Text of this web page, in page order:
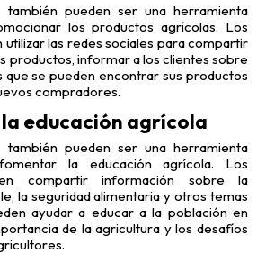
también pueden ser una herramienta
los productos agrícolas. Los
las redes sociales para compartir
productos, informar a los clientes sobre
que se pueden encontrar sus productos
compradores.
educación agrícola
también pueden ser una herramienta
la educación agrícola. Los
compartir información sobre la
la seguridad alimentaria y otros temas
ayudar a educar a la población en
de la agricultura y los desafíos